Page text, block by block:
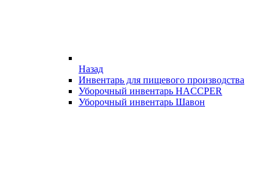
Назад
Инвентарь для пищевого производства
Уборочный инвентарь HACCPER
Уборочный инвентарь Шавон